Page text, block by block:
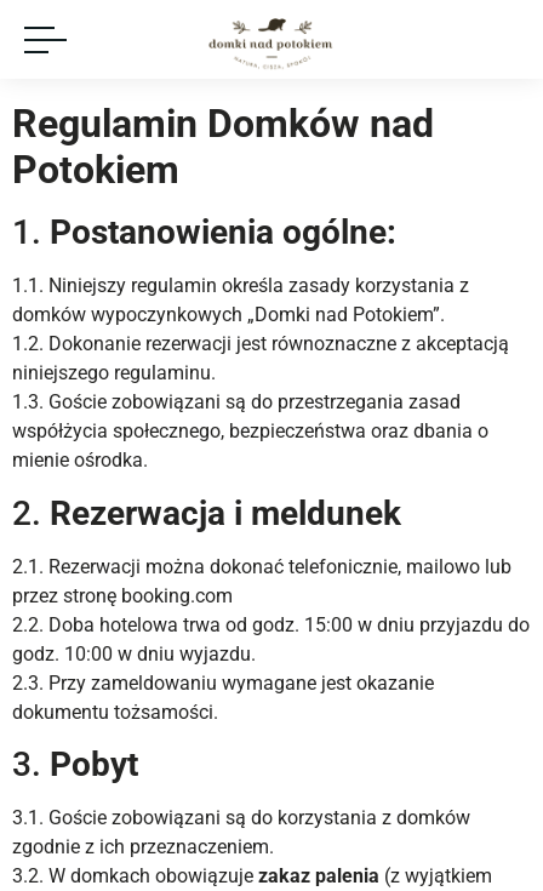
Regulamin Domków nad
Potokiem
1. Postanowienia ogólne:
1.1. Niniejszy regulamin określa zasady korzystania z
domków wypoczynkowych „Domki nad Potokiem”.
1.2. Dokonanie rezerwacji jest równoznaczne z akceptacją
niniejszego regulaminu.
1.3. Goście zobowiązani są do przestrzegania zasad
współżycia społecznego, bezpieczeństwa oraz dbania o
mienie ośrodka.
2. Rezerwacja i meldunek
2.1. Rezerwacji można dokonać telefonicznie, mailowo lub
przez stronę booking.com
2.2. Doba hotelowa trwa od godz. 15:00 w dniu przyjazdu do
godz. 10:00 w dniu wyjazdu.
2.3. Przy zameldowaniu wymagane jest okazanie
dokumentu tożsamości.
3. Pobyt
3.1. Goście zobowiązani są do korzystania z domków
zgodnie z ich przeznaczeniem.
3.2. W domkach obowiązuje zakaz palenia (z wyjątkiem